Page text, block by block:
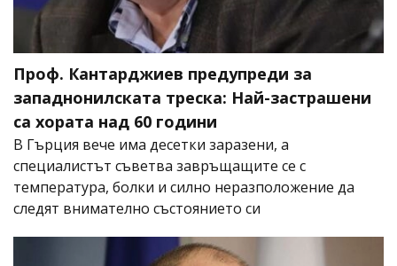
Проф. Кантарджиев предупреди за
западнонилската треска: Най-застрашени
са хората над 60 години
В Гърция вече има десетки заразени, а
специалистът съветва завръщащите се с
температура, болки и силно неразположение да
следят внимателно състоянието си